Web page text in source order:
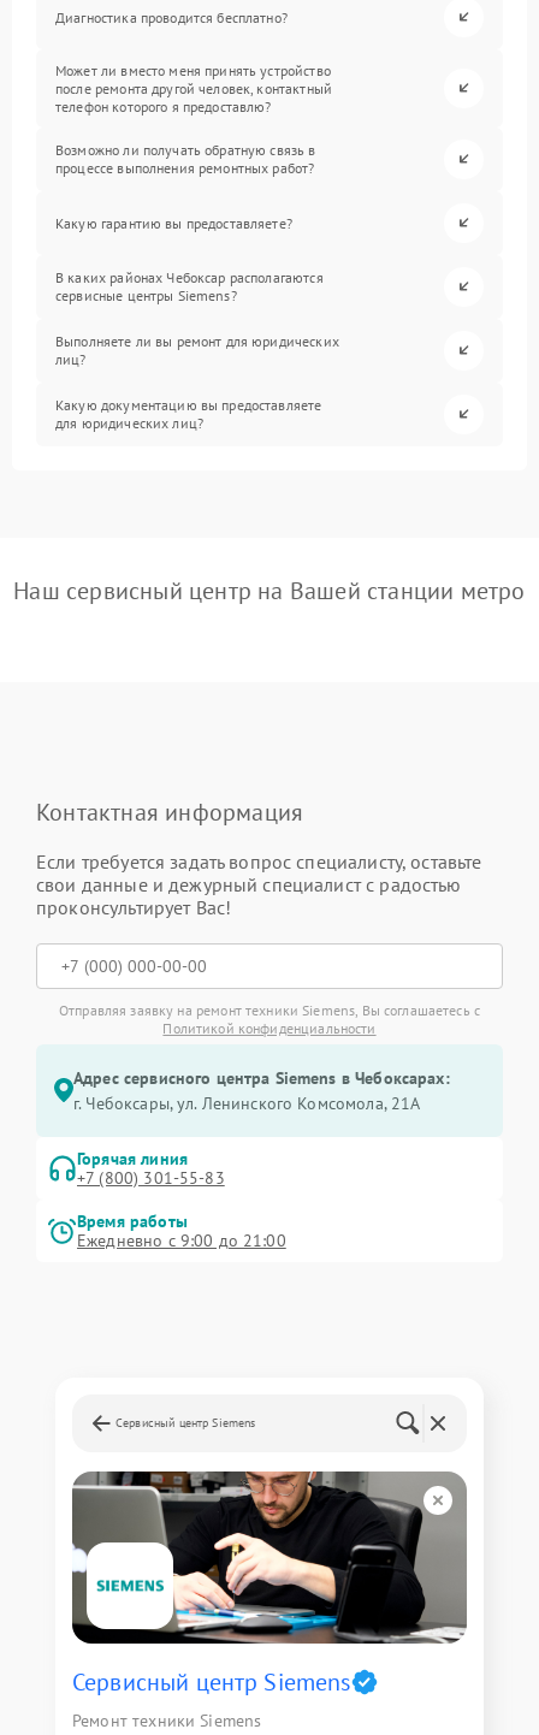
Диагностика проводится бесплатно?
Может ли вместо меня принять устройство
после ремонта другой человек, контактный
телефон которого я предоставлю?
Возможно ли получать обратную связь в
процессе выполнения ремонтных работ?
Какую гарантию вы предоставляете?
В каких районах Чебоксар располагаются
сервисные центры Siemens?
Выполняете ли вы ремонт для юридических
лиц?
Какую документацию вы предоставляете
для юридических лиц?
Наш сервисный центр на Вашей станции метро
Контактная информация
Если требуется задать вопрос специалисту, оставьте
свои данные и дежурный специалист с радостью
проконсультирует Вас!
Отправляя заявку на ремонт техники Siemens, Вы соглашаетесь с
Политикой конфиденциальности
Адрес сервисного центра Siemens в Чебоксарах:
г. Чебоксары, ул. Ленинского Комсомола, 21А
Горячая линия
+7 (800) 301-55-83
Время работы
Ежедневно с 9:00 до 21:00
Сервисный центр Siemens
Сервисный центр Siemens
Ремонт техники Siemens